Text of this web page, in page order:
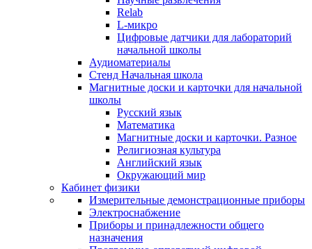
Relab
L-микро
Цифровые датчики для лабораторий
начальной школы
Аудиоматериалы
Стенд Начальная школа
Магнитные доски и карточки для начальной
школы
Русский язык
Математика
Магнитные доски и карточки. Разное
Религиозная культура
Английский язык
Окружающий мир
Кабинет физики
Измерительные демонстрационные приборы
Электроснабжение
Приборы и принадлежности общего
назначения